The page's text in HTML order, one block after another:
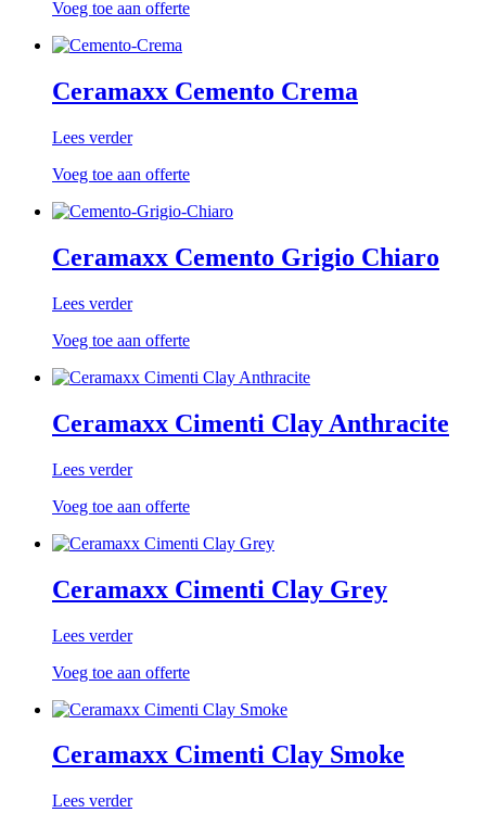
Voeg toe aan offerte
Ceramaxx Cemento Crema
Lees verder
Voeg toe aan offerte
Ceramaxx Cemento Grigio Chiaro
Lees verder
Voeg toe aan offerte
Ceramaxx Cimenti Clay Anthracite
Lees verder
Voeg toe aan offerte
Ceramaxx Cimenti Clay Grey
Lees verder
Voeg toe aan offerte
Ceramaxx Cimenti Clay Smoke
Lees verder